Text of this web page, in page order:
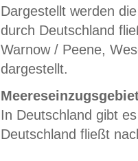
Dargestellt werden
durch Deutschland
Warnow / Peene,
dargestellt.
In Deutschland gibt
Deutschland fließt